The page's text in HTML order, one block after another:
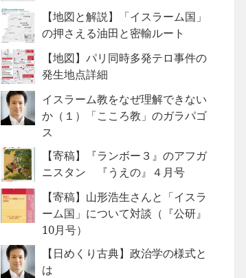
【地図と解説】「イスラーム国」
の押さえる油田と密輸ルート
【地図】パリ同時多発テロ事件の
発生地点詳細
イスラーム教をなぜ理解できない
か（１）「こころ教」のガラパゴ
ス
【寄稿】『ランボー３』のアフガ
ニスタン 『うえの』４月号
【寄稿】山形浩生さんと「イスラ
ーム国」について対談（『公研』
10月号）
【日めくり古典】政治学の様式と
は